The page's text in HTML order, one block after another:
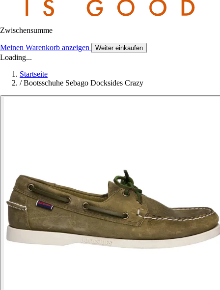
Zwischensumme
Meinen Warenkorb anzeigen Weiter einkaufen
Loading...
Startseite
/ Bootsschuhe Sebago Docksides Crazy